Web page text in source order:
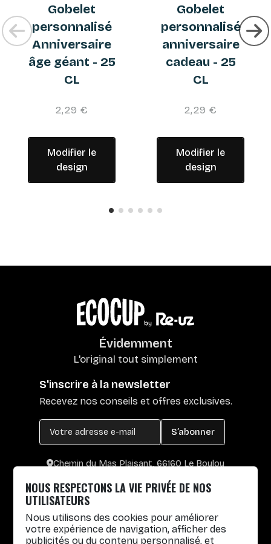
Gobelet
personnalisé
Anniversaire
âge géant - 25
CL
2,29 €
Modifier le
design
Gobelet
personnalisé
anniversaire
cadeau - 25
CL
2,29 €
Modifier le
design
Évidemment
L'original tout simplement
S'inscrire à la newsletter
Recevez nos conseils et offres exclusives.
S’abonner
Chemin du Mas Plaisant, 66160 Le Boulou
Lun. au Vend. : 8h30-12h30 / 14h-17h
Gobelets réutilisables
NOUS RESPECTONS LA VIE PRIVÉE DE NOS
UTILISATEURS
Nous utilisons des cookies pour améliorer
votre expérience de navigation, afficher des
publicités ou du contenu personnalisé, et